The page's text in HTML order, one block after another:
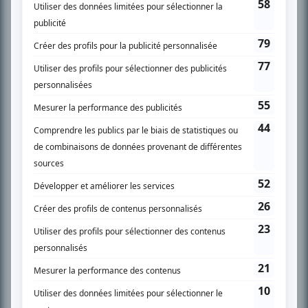
SUR LE RÉSEAU BIZZ MÉDIA
PLAN DU SITE
Accueil
Liste des oeuvres
Recherche avancée
À propos
Nous contacter
Termes et conditions
Politique de confidentialité
Gestion du consentement